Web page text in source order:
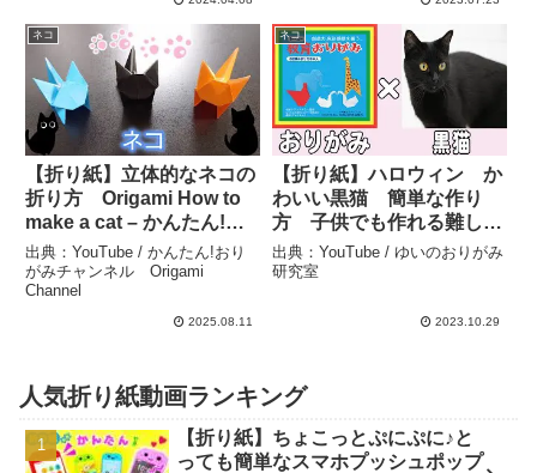
ネコ
【折り紙】立体的なネコの
折り方 Origami How to
make a cat – かんたん!お
りがみチャンネル
Origami Channel
出典：YouTube / かんたん!おり
がみチャンネル Origami
Channel
2025.08.11
ネコ
【折り紙】ハロウィン か
わいい黒猫 簡単な作り
方 子供でも作れる難しく
ない折り方 10月の折り紙
【おりがみ】 – ゆいのおり
出典：YouTube / ゆいのおりがみ
研究室
2023.10.29
人気折り紙動画ランキング
【折り紙】ちょこっとぷにぷに♪と
っても簡単なスマホプッシュポップ